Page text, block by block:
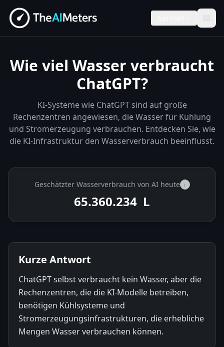
Wie viel Wasser verbraucht
ChatGPT?
KI-Systeme wie ChatGPT sind auf große
Rechenzentren angewiesen, die Wasser für Kühlung
und Stromerzeugung verbrauchen. Entdecken Sie, wie
die KI-Infrastruktur den Wasserverbrauch beeinflusst.
Geschätzter Wasserverbrauch von AI heute i
65.360.487 L
Kurze Antwort
ChatGPT selbst verbraucht kein Wasser, aber die
Rechenzentren, die die KI-Modelle betreiben,
benötigen Kühlsysteme und
Stromerzeugungsinfrastrukturen, die erhebliche
Mengen Wasser verbrauchen können.